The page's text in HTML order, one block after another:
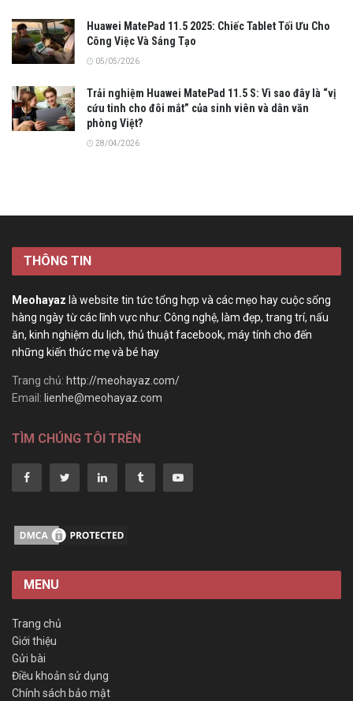
Huawei MatePad 11.5 2025: Chiếc Tablet Tối Ưu Cho
Công Việc Và Sáng Tạo
05/05/2026
Trải nghiệm Huawei MatePad 11.5 S: Vì sao đây là “vị
cứu tinh cho đôi mắt” của sinh viên và dân văn
phòng Việt?
28/04/2026
THÔNG TIN
Meohayaz là website tin tức tổng hợp và các mẹo hay cuộc sống
hàng ngày từ các lĩnh vực như: Công nghệ, làm đẹp, trang trí, nấu
ăn, kinh nghiệm du lịch, thủ thuật facebook, máy tính cho đến
những kiến thức mẹ và bé hay
Trang chủ: http://meohayaz.com/
Email: lienhe@meohayaz.com
TÌM CHÚNG TÔI TRÊN
MENU
Trang chủ
Giới thiệu
Gửi bài
Điều khoản sử dụng
Chính sách bảo mật